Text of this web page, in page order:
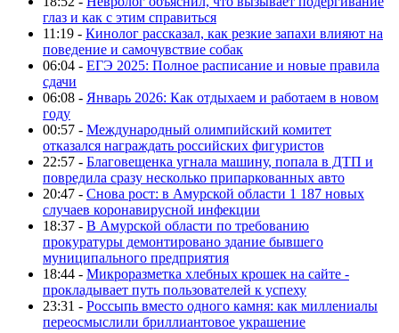
глаз и как с этим справиться
11:19 - Кинолог рассказал, как резкие запахи влияют на
поведение и самочувствие собак
06:04 - ЕГЭ 2025: Полное расписание и новые правила
сдачи
06:08 - Январь 2026: Как отдыхаем и работаем в новом
году
00:57 - Международный олимпийский комитет
отказался награждать российских фигуристов
22:57 - Благовещенка угнала машину, попала в ДТП и
повредила сразу несколько припаркованных авто
20:47 - Снова рост: в Амурской области 1 187 новых
случаев коронавирусной инфекции
18:37 - В Амурской области по требованию
прокуратуры демонтировано здание бывшего
муниципального предприятия
18:44 - Микроразметка хлебных крошек на сайте -
прокладывает путь пользователей к успеху
23:31 - Россыпь вместо одного камня: как миллениалы
переосмыслили бриллиантовое украшение